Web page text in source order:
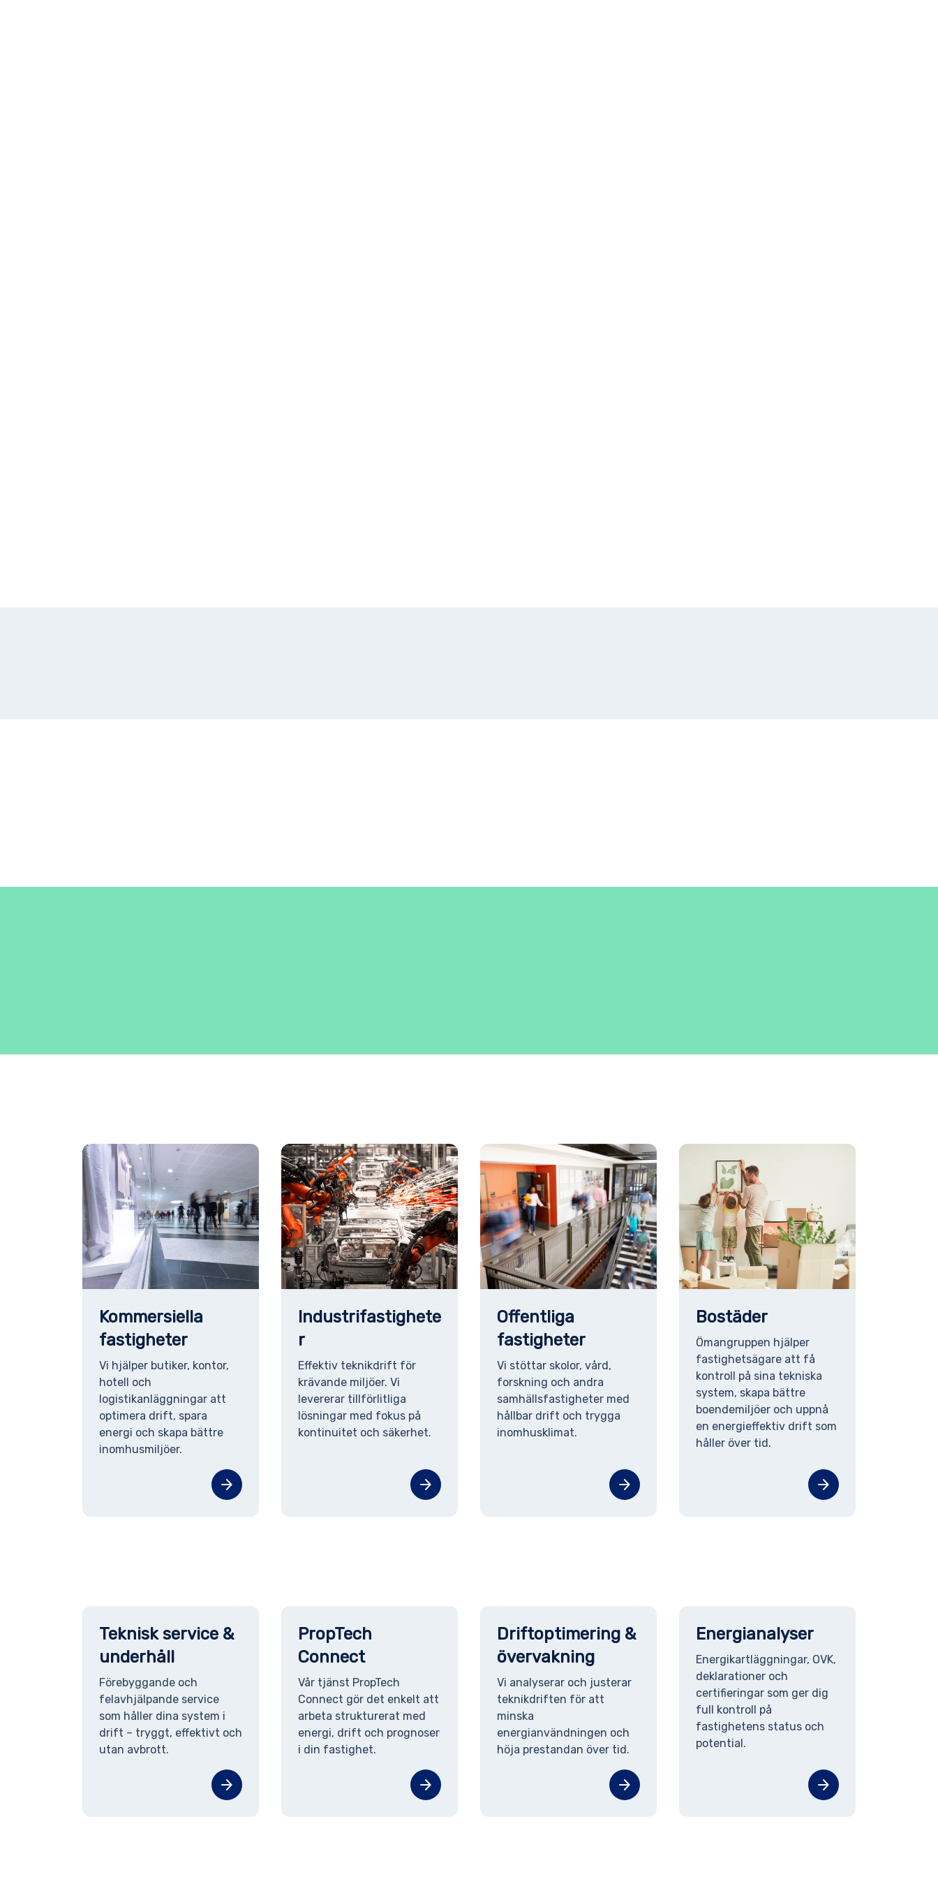
Kommersiella
fastigheter
Vi hjälper butiker, kontor,
hotell och
logistikanläggningar att
optimera drift, spara
energi och skapa bättre
inomhusmiljöer.
arrow_forward
Industrifastighete
r
Effektiv teknikdrift för
krävande miljöer. Vi
levererar tillförlitliga
lösningar med fokus på
kontinuitet och säkerhet.
arrow_forward
Offentliga
fastigheter
Vi stöttar skolor, vård,
forskning och andra
samhällsfastigheter med
hållbar drift och trygga
inomhusklimat.
arrow_forward
Bostäder
Ömangruppen hjälper
fastighetsägare att få
kontroll på sina tekniska
system, skapa bättre
boendemiljöer och uppnå
en energieffektiv drift som
håller över tid.
arrow_forward
Teknisk service &
underhåll
Förebyggande och
felavhjälpande service
som håller dina system i
drift – tryggt, effektivt och
utan avbrott.
arrow_forward
PropTech
Connect
Vår tjänst PropTech
Connect gör det enkelt att
arbeta strukturerat med
energi, drift och prognoser
i din fastighet.
arrow_forward
Driftoptimering &
övervakning
Vi analyserar och justerar
teknikdriften för att
minska
energianvändningen och
höja prestandan över tid.
arrow_forward
Energianalyser
Energikartläggningar, OVK,
deklarationer och
certifieringar som ger dig
full kontroll på
fastighetens status och
potential.
arrow_forward